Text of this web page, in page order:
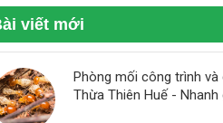
viết mới
Phòng mối công trình
Thừa Thiên Huế -